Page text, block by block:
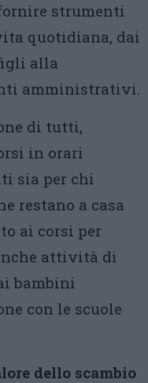
strumenti
quotidiana, dai
alla
amministrativi.
di tutti,
in orari
sia per chi
restano a casa
ai corsi per
attività di
bambini
con le scuole
dello scambio